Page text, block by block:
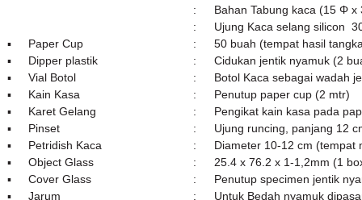
:
Bahan Tabung kaca (15 Φ
:
Ujung Kaca selang silicon
▪
Paper Cup :
50 buah (tempat hasil
▪
Dipper plastik :
Cidukan jentik nyamuk (2
▪
Vial Botol :
Botol Kaca sebagai wadah
▪
Kain Kasa :
Penutup paper cup (2 mtr)
▪
Karet Gelang :
Pengikat kain kasa pada
▪
Pinset :
Ujung runcing, panjang 12
▪
Petridish Kaca :
Diameter 10-12 cm (tempat
▪
Object Glass :
25.4 x 76.2 x 1-1,2mm (1
▪
Cover Glass :
Penutup specimen jentik
▪
Jarum :
Untuk Bedah nyamuk